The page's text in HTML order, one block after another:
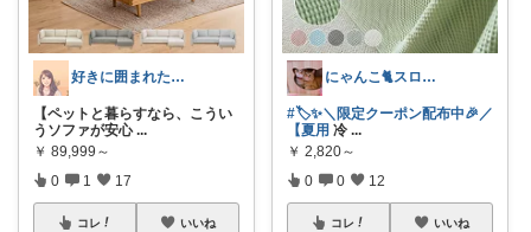
好きに囲まれた一人暮らしインテリア⸝⸝꙳
【ペットと暮らすなら、こうい
うソファが安心 ...
￥ 89,999～
0 1 17
コレ いいね
にゃんこ🐈スローです🐢💦
#🏷️✨＼限定クーポン配布中🎉／
【夏用 冷 ...
￥ 2,820～
0 0 12
コレ いいね